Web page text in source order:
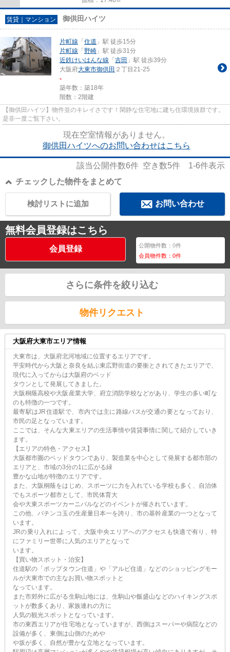
賃貸｜マンション 御供田ハイツ
片町線 「 住道 」駅 徒歩15分
片町線 「 野崎 」駅 徒歩31分
近鉄けいはんな線 「 吉田 」駅 徒歩39分
大阪府大東市御供田 ２丁目21-25
-
築年数：築18年
階数：2階建
【御供田ハイツ】物件並のキレイさです！閑静な住宅地に建ち住環境抜群です。
是非一度ご覧下さい。
現在空室情報がありません。
御供田ハイツへのお問い合わせはこちら
該当公開件数6件 空き数5件 1-6件表示
チェックした物件をまとめて
お問い合わせ
検討リストに追加
無料会員登録はこちら
会員登録 公開物件数：0件
会員物件数：0件
さらに条件を絞り込む
物件リクエスト
大阪府大東市エリア情報
大東市は、大阪府北河地域に位置するエリアです。
平安時代から大阪と奈良を結ぶ東広野街道の要衝とされてきたエリアで、
現代に入ってからは大阪府のベッド
タウンとして発展してきました。
大阪桐蔭高校や大阪産業大学、府立消防学校などがあり、学生の多い町な
のも特徴の一つです。
最寄駅はJR住道駅で、市内では主に路線バスが交通の要となっており、
市民の足となっています。
ここでは、そんな大東エリアの生活事情や賃貸事情に関して紹介していき
ます。
【エリアの特色・アクセス】
大阪都市圏のベッドタウンであり、製造業を中心として発展する都市部の
エリアと、市域の3分の1に広がる緑
豊かな山地が特徴のエリアです。
また、大阪桐蔭をはじめ、スポーツに力を入れている学校も多く、自治体
でもスポーツ都市として、市民体育大
会や大東スポーツカーニバルなどのイベントが催されています。
この他、パチンコ玉の生産量日本一を誇り、市の基幹産業の一つとなって
います。
JRの乗り入れによって、大阪中央エリアへのアクセスも快適で有り、特
にファミリー世帯に人気のエリアとなって
います。
【買い物スポット・治安】
住道駅の「ポップタウン住道」や「アルビ住道」などのショッピングモー
ルが大東市での主なお買い物スポットと
なっています。
また市郊外に広がる生駒山地には、生駒山や飯盛山などのハイキングスポ
ットが数多くあり、家族連れの方に
人気の観光スポットとなっています。
市の東西エリアが住宅地となっていますが、西側はスーパーや病院などの
設備が多く、東側は山側のためや
や坂が多く、自然が豊かな立地となっています。